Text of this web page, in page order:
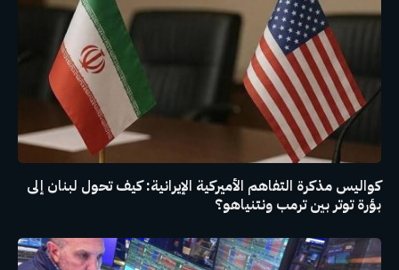
كواليس مذكرة التفاهم الأميركية الإيرانية: كيف تحول لبنان إلى
بؤرة توتر بين ترمب ونتنياهو؟